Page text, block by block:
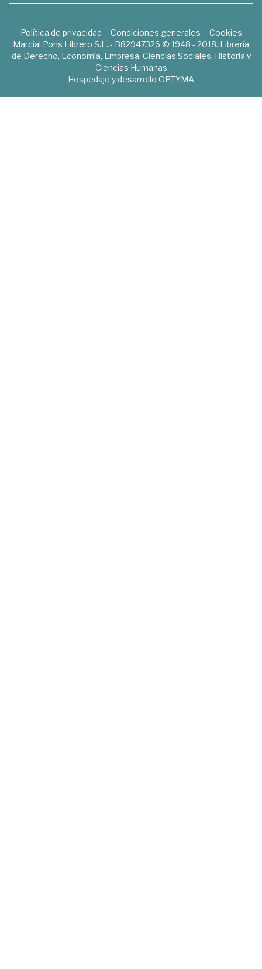
Política de privacidad Condiciones generales
Cookies
Marcial Pons Librero S.L. - B82947326 © 1948 - 2018. Librería
de Derecho, Economía, Empresa, Ciencias Sociales, Historia y
Ciencias Humanas
Hospedaje y desarrollo OPTYMA